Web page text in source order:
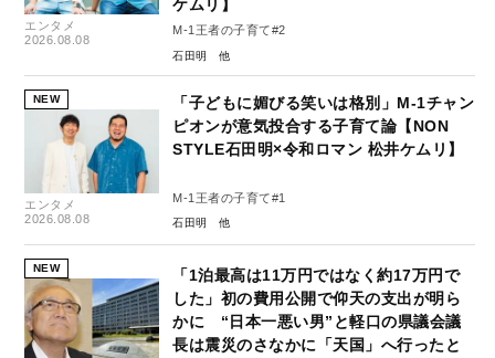
エンタメ
2026.08.08
ケムリ】
M-1王者の子育て#2
石田明
NEW
エンタメ
2026.08.08
「子どもに媚びる笑いは格別」M-1チャン
ピオンが意気投合する子育て論【NON
STYLE石田明×令和ロマン 松井ケムリ】
M-1王者の子育て#1
石田明
NEW
「1泊最高は11万円ではなく約17万円で
した」初の費用公開で仰天の支出が明ら
かに “日本一悪い男”と軽口の県議会議
長は震災のさなかに「天国」へ行ったと